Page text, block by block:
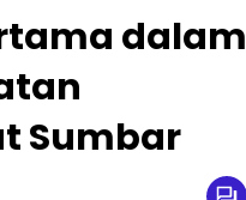
dalam
Sumbar